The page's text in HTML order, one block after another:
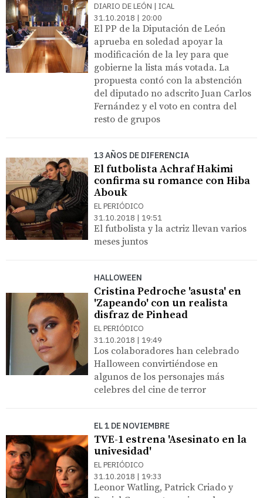
DIARIO DE LEÓN | ICAL
31.10.2018 | 20:00
El PP de la Diputación de León
aprueba en soledad apoyar la
modificación de la ley para que
gobierne la lista más votada. La
propuesta contó con la abstención
del diputado no adscrito Juan Carlos
Fernández y el voto en contra del
resto de grupos
13 AÑOS DE DIFERENCIA
El futbolista Achraf Hakimi
confirma su romance con Hiba
Abouk
EL PERIÓDICO
31.10.2018 | 19:51
El futbolista y la actriz llevan varios
meses juntos
HALLOWEEN
Cristina Pedroche 'asusta' en
'Zapeando' con un realista
disfraz de Pinhead
EL PERIÓDICO
31.10.2018 | 19:49
Los colaboradores han celebrado
Halloween convirtiéndose en
algunos de los personajes más
celebres del cine de terror
EL 1 DE NOVIEMBRE
TVE-1 estrena 'Asesinato en la
univesidad'
EL PERIÓDICO
31.10.2018 | 19:33
Leonor Watling, Patrick Criado y